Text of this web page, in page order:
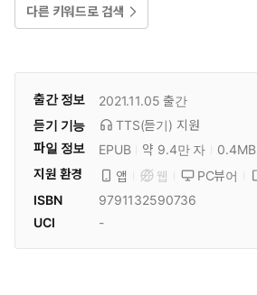
다른 키워드로 검색
출간 정보 2021.11.05 출간
듣기 기능
TTS(듣기) 지원
파일 정보
EPUB 약 9.4만 자
0.4MB
지원 환경
앱 웹 PC뷰어
ISBN
9791132590736
UCI
-